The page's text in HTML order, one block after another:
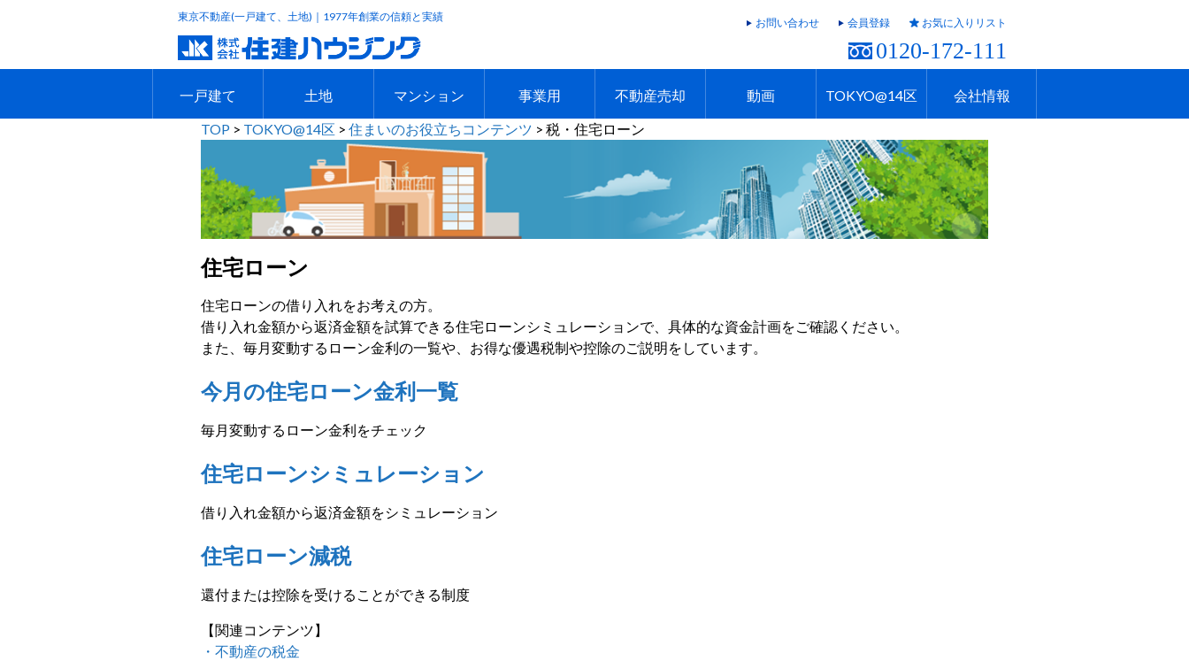
東京不動産(一戸建て、土地)｜1977年創業の信頼と実績 お問い合わせ 会員登録 お気に入りリスト
0120-172-111
一戸建て
エリアで探す
沿線で探す
新築一戸建て
中古一戸建て
本日のおすすめ物件
今週のおすすめ物件
土地
エリアで探す
沿線で探す
本日のおすすめ物件
今週のおすすめ物件
マンション
エリアで探す
沿線で探す
本日のおすすめ物件
今週のおすすめ物件
事業用
エリアで探す
沿線で探す
本日のおすすめ物件
今週のおすすめ物件
不動産売却
不動産売却トップ
簡単無料査定
不動産売却の流れ
不動産売却 Q&A
海外からの不動産売買
動画
住まなび
TVCMギャラリー
放送スケジュール
お客様の声
TOKYO@14区
TOKYO@14区トップ
ブランド 高級住宅街
住まいのお役立ち
税・住宅ローン
不動産投資のポイント
防災！東京の地震
地域情報TOKYOさんぽ
会社情報
会社概要
アクセス
営業採用情報
住建ハウジング上原支店
住建ハウジング中野
TOP > TOKYO@14区 >住まいのお役立ちコンテンツ >税・住宅ローン
住宅ローン
住宅ローンの借り入れをお考えの方。
借り入れ金額から返済金額を試算できる住宅ローンシミュレーションで、具体的な資金計画をご確認ください。
また、毎月変動するローン金利の一覧や、お得な優遇税制や控除のご説明をしています。
今月の住宅ローン金利一覧
毎月変動するローン金利をチェック
住宅ローンシミュレーション
借り入れ金額から返済金額をシミュレーション
住宅ローン減税
還付または控除を受けることができる制度
【関連コンテンツ】
・不動産の税金